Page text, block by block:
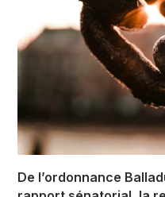
De l’ordonnance